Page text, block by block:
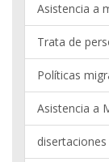
Asistencia a
Trata de
Políticas
Asistencia a
disertaciones